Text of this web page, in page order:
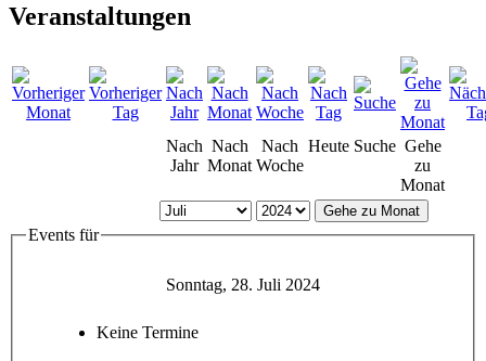
Veranstaltungen
Nach
Jahr
Nach
Monat
Nach
Woche
Heute Suche Gehe
zu
Monat
Gehe zu Monat
Events für
Sonntag, 28. Juli 2024
Keine Termine